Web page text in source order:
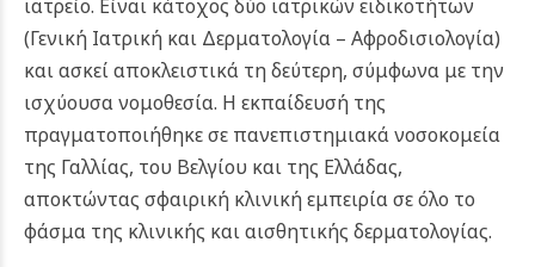
ιατρείο. Είναι κάτοχος δύο ιατρικών ειδικοτήτων
(Γενική Ιατρική και Δερματολογία – Αφροδισιολογία)
και ασκεί αποκλειστικά τη δεύτερη, σύμφωνα με την
ισχύουσα νομοθεσία. Η εκπαίδευσή της
πραγματοποιήθηκε σε πανεπιστημιακά νοσοκομεία
της Γαλλίας, του Βελγίου και της Ελλάδας,
αποκτώντας σφαιρική κλινική εμπειρία σε όλο το
φάσμα της κλινικής και αισθητικής δερματολογίας.